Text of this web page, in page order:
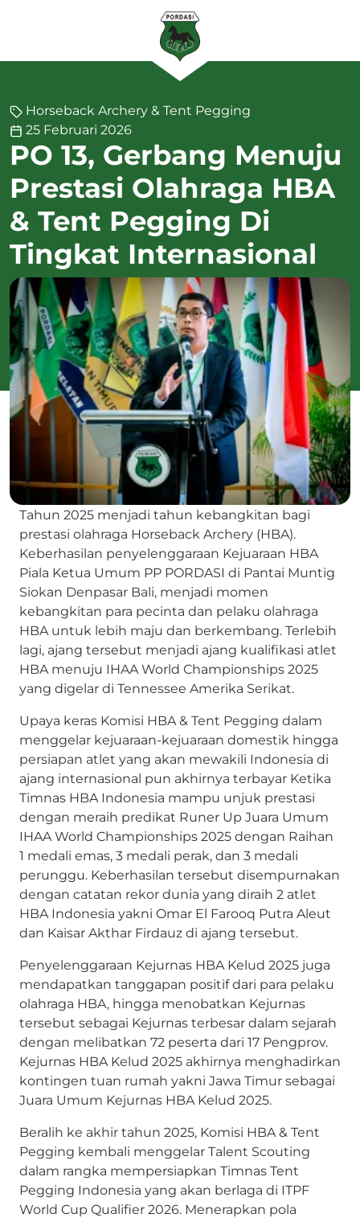
Horseback Archery & Tent Pegging
25 Februari 2026
PO 13, Gerbang Menuju
Prestasi Olahraga HBA
& Tent Pegging Di
Tingkat Internasional
Tahun 2025 menjadi tahun kebangkitan bagi
prestasi olahraga Horseback Archery (HBA).
Keberhasilan penyelenggaraan Kejuaraan HBA
Piala Ketua Umum PP PORDASI di Pantai Muntig
Siokan Denpasar Bali, menjadi momen
kebangkitan para pecinta dan pelaku olahraga
HBA untuk lebih maju dan berkembang. Terlebih
lagi, ajang tersebut menjadi ajang kualifikasi atlet
HBA menuju IHAA World Championships 2025
yang digelar di Tennessee Amerika Serikat.
Upaya keras Komisi HBA & Tent Pegging dalam
menggelar kejuaraan-kejuaraan domestik hingga
persiapan atlet yang akan mewakili Indonesia di
ajang internasional pun akhirnya terbayar Ketika
Timnas HBA Indonesia mampu unjuk prestasi
dengan meraih predikat Runer Up Juara Umum
IHAA World Championships 2025 dengan Raihan
1 medali emas, 3 medali perak, dan 3 medali
perunggu. Keberhasilan tersebut disempurnakan
dengan catatan rekor dunia yang diraih 2 atlet
HBA Indonesia yakni Omar El Farooq Putra Aleut
dan Kaisar Akthar Firdauz di ajang tersebut.
Penyelenggaraan Kejurnas HBA Kelud 2025 juga
mendapatkan tanggapan positif dari para pelaku
olahraga HBA, hingga menobatkan Kejurnas
tersebut sebagai Kejurnas terbesar dalam sejarah
dengan melibatkan 72 peserta dari 17 Pengprov.
Kejurnas HBA Kelud 2025 akhirnya menghadirkan
kontingen tuan rumah yakni Jawa Timur sebagai
Juara Umum Kejurnas HBA Kelud 2025.
Beralih ke akhir tahun 2025, Komisi HBA & Tent
Pegging kembali menggelar Talent Scouting
dalam rangka mempersiapkan Timnas Tent
Pegging Indonesia yang akan berlaga di ITPF
World Cup Qualifier 2026. Menerapkan pola